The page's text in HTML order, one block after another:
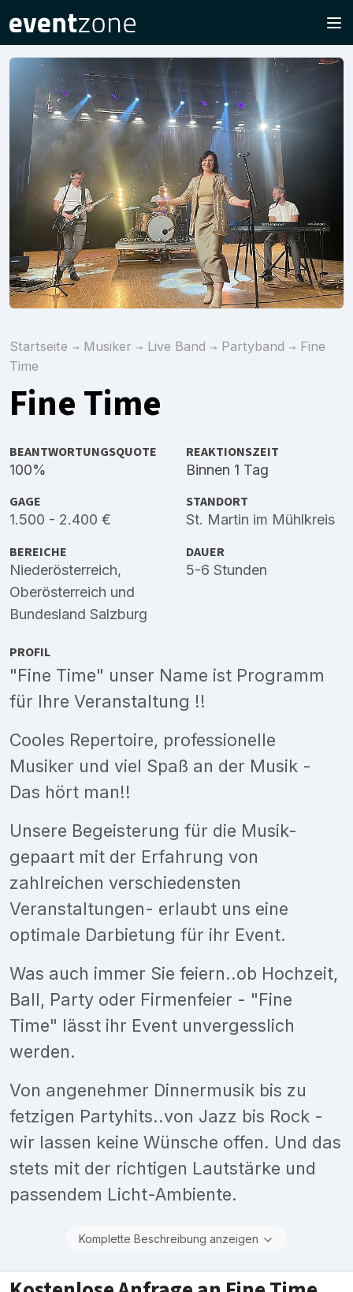
Startseite Musiker Live Band Partyband
Fine
Time
Fine Time
BEANTWORTUNGSQUOTE
100%
REAKTIONSZEIT
Binnen 1 Tag
GAGE
1.500 - 2.400 €
STANDORT
St. Martin im Mühlkreis
BEREICHE
Niederösterreich,
Oberösterreich und
Bundesland Salzburg
DAUER
5-6 Stunden
PROFIL
"Fine Time" unser Name ist Programm
für Ihre Veranstaltung !!
Cooles Repertoire, professionelle
Musiker und viel Spaß an der Musik -
Das hört man!!
Unsere Begeisterung für die Musik-
gepaart mit der Erfahrung von
zahlreichen verschiedensten
Veranstaltungen- erlaubt uns eine
optimale Darbietung für ihr Event.
Was auch immer Sie feiern..ob Hochzeit,
Ball, Party oder Firmenfeier - "Fine
Time" lässt ihr Event unvergesslich
werden.
Von angenehmer Dinnermusik bis zu
fetzigen Partyhits..von Jazz bis Rock -
wir lassen keine Wünsche offen. Und das
stets mit der richtigen Lautstärke und
passendem Licht-Ambiente.
Komplette Beschreibung anzeigen